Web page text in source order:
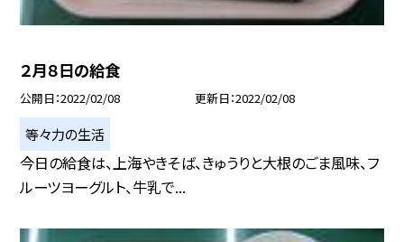
２月８日の給食
公開日 2022/02/08 更新日 2022/02/08
等々力の生活
今日の給食は、上海やきそば、きゅうりと大根のごま風味、フ
ルーツヨーグルト、牛乳で...